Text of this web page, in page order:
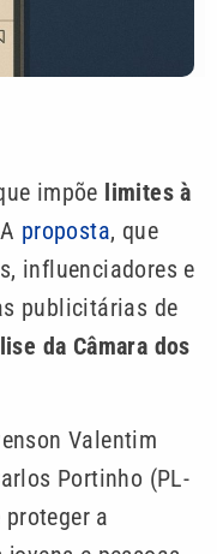
impõe limites à
proposta, que
influenciadores e
publicitárias de
da Câmara dos
Valentim
Portinho (PL-
a